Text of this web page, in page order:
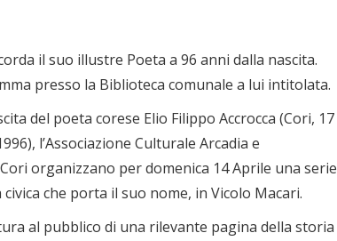
il suo illustre Poeta a 96 anni dalla nascita.
presso la Biblioteca comunale a lui intitolata.
del poeta corese Elio Filippo Accrocca (Cori, 17
l’Associazione Culturale Arcadia e
organizzano per domenica 14 Aprile una serie
che porta il suo nome, in Vicolo Macari.
al pubblico di una rilevante pagina della storia